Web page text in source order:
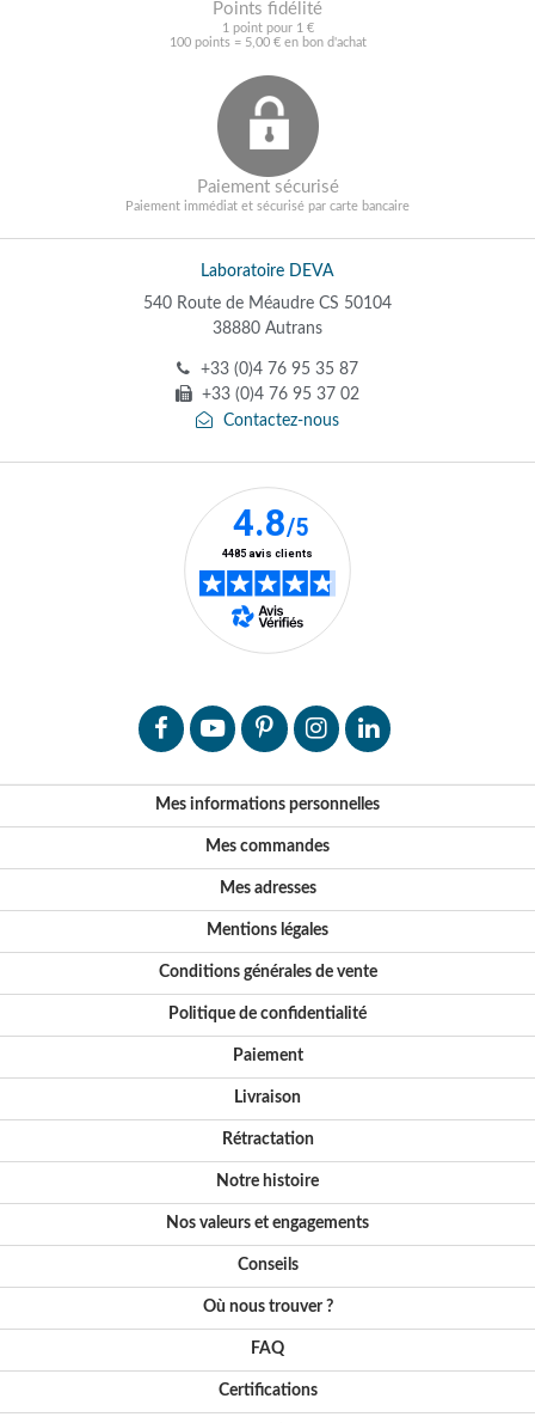
Points fidélité
1 point pour 1 €
100 points = 5,00 € en bon d'achat
Paiement sécurisé
Paiement immédiat et sécurisé par carte bancaire
Laboratoire DEVA
540 Route de Méaudre CS 50104
38880 Autrans
+33 (0)4 76 95 35 87
+33 (0)4 76 95 37 02
Contactez-nous
Mes informations personnelles
Mes commandes
Mes adresses
Mentions légales
Conditions générales de vente
Politique de confidentialité
Paiement
Livraison
Rétractation
Notre histoire
Nos valeurs et engagements
Conseils
Où nous trouver ?
FAQ
Certifications